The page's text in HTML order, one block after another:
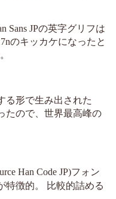
Sans JPの英字グリフは
のキッカケになったと
る形で生み出された
たので、世界最高峰の
Han Code JP)フォン
特徴的。 比較的詰める